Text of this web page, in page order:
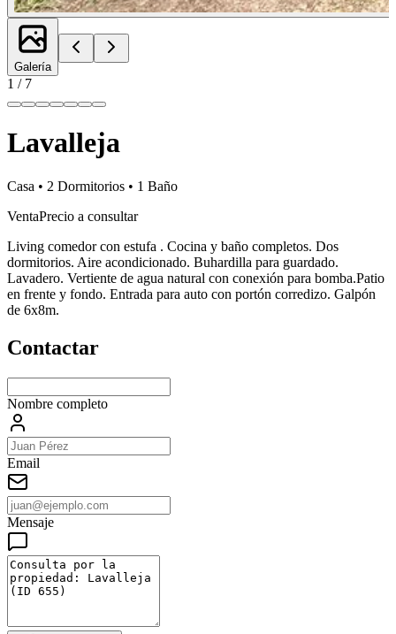
Galería
1 / 7
Lavalleja
Casa • 2 Dormitorios • 1 Baño
VentaPrecio a consultar
Living comedor con estufa . Cocina y baño completos. Dos
dormitorios. Aire acondicionado. Buhardilla para guardado.
Lavadero. Vertiente de agua natural con conexión para bomba.Patio
en frente y fondo. Entrada para auto con portón corredizo. Galpón
de 6x8m.
Contactar
Nombre completo
Email
Mensaje